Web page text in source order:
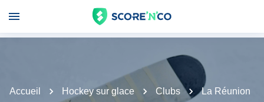
Accueil Hockey sur glace Clubs La Réunion